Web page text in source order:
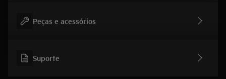
Peças e acessórios
Suporte